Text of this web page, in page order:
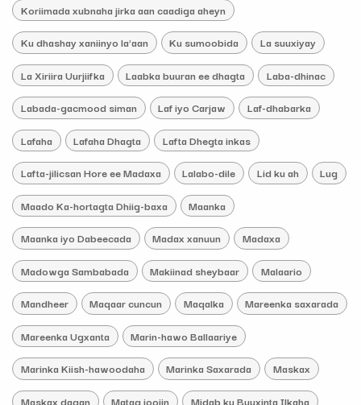
Koriimada xubnaha jirka aan caadiga aheyn
Ku dhashay xaniinyo la'aan Ku sumoobida La suuxiyay
La Xiriira Uurjiifka Laabka buuran ee dhagta Laba-dhinac
Labada-gacmood siman Laf iyo Carjaw Laf-dhabarka
Lafaha Lafaha Dhagta Lafta Dhegta inkas
Lafta-jilicsan Hore ee Madaxa Lalabo-dile Lid ku ah Lug
Maado Ka-hortagta Dhiig-baxa Maanka
Maanka iyo Dabeecada Madax xanuun Madaxa
Madowga Sambabada Makiinad sheybaar Malaario
Mandheer Maqaar cuncun Maqalka Mareenka saxarada
Mareenka Ugxanta Marin-hawo Ballaariye
Marinka Kiish-hawoodaha Marinka Saxarada Maskax
Maskax dagan Matag joojin Midab ku Buuxinta Ilkaha